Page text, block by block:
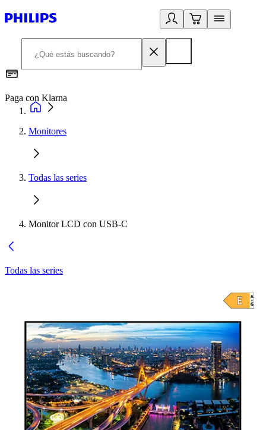
Paga con Klarna
Monitores
Todas las series
Monitor LCD con USB-C
Todas las series